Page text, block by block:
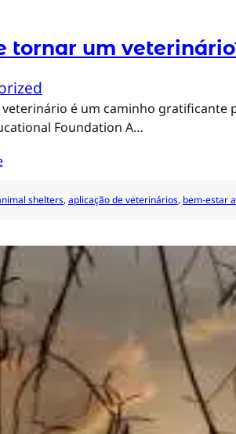
tornar um
é um caminho gratificante
Foundation A…
shelters, aplicação de veterinários, bem-estar